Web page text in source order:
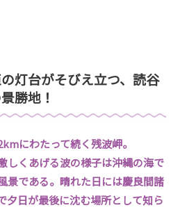
灯台がそびえ立つ、読谷
勝地！
にわたって続く残波岬。
しくあげる波の様子は沖縄の海で
景である。晴れた日には慶良間諸
夕日が最後に沈む場所として知ら